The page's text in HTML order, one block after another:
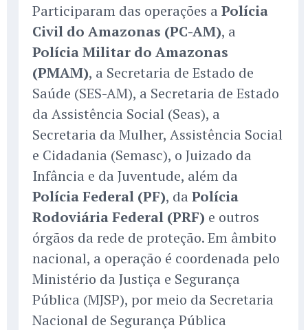
Participaram das operações a Polícia
Civil do Amazonas (PC-AM), a
Polícia Militar do Amazonas
(PMAM), a Secretaria de Estado de
Saúde (SES-AM), a Secretaria de Estado
da Assistência Social (Seas), a
Secretaria da Mulher, Assistência Social
e Cidadania (Semasc), o Juizado da
Infância e da Juventude, além da
Polícia Federal (PF), da Polícia
Rodoviária Federal (PRF) e outros
órgãos da rede de proteção. Em âmbito
nacional, a operação é coordenada pelo
Ministério da Justiça e Segurança
Pública (MJSP), por meio da Secretaria
Nacional de Segurança Pública